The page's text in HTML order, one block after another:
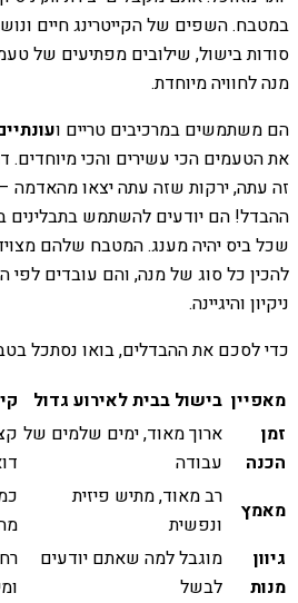
במטבח. השפים של הקייטרינג חיים
סודות בישול, שילובים מפתיעים של
מנה לחוויה מיוחדת.
הם משתמשים במרכיבים טריים ו
את הטעמים הכי עשירים והכי מיוחדים.
זה עתה, ירקות שזה עתה יצאו
ההבדל! הם יודעים להשתמש בתבלינים
שכל ביס יהיה מענג. המטבח שלהם
להכין כל סוג של מנה, והם עובדים לפי
ניקיון והיגיינה.
כדי לסכם את ההבדלים, בואו נסתכל
מאפיין בישול בבית לאירוע גדול
זמן
הכנה
ארוך מאוד, ימים שלמים של
עבודה
מאמץ
רב מאוד, מתיש פיזית
ונפשית
גיוון
מנות
מוגבל למה שאתם יודעים
לבשל